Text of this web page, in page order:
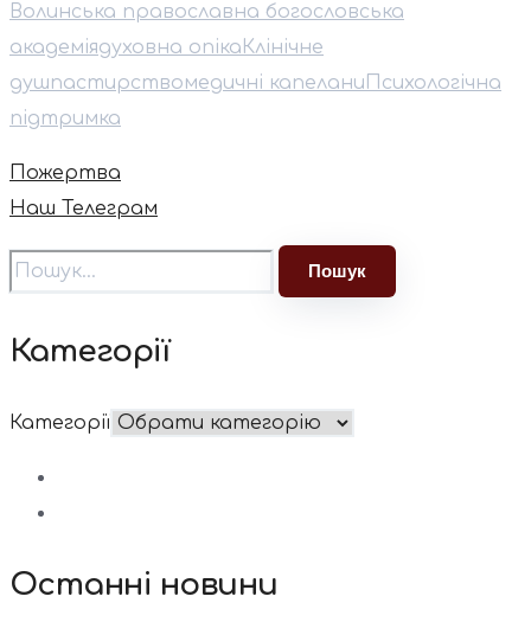
Волинська православна богословська
академіядуховна опіка Клінічне
душпастирствомедичні капелани Психологічна
підтримка
Пожертва
Наш Телеграм
Категорії
Категорії
Останні новини